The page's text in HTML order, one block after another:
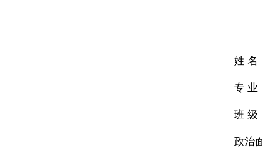
姓 名
专 业
班 级
政治